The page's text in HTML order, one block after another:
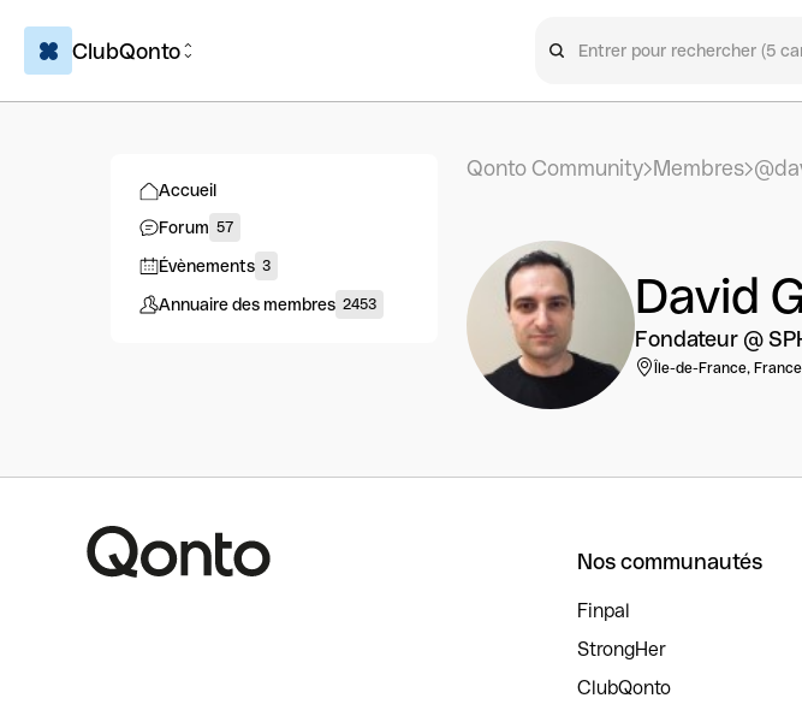
ClubQonto
Accueil
Forum 57
Évènements 3
Annuaire des membres 2453
Qonto Community Membres
David
Fondateur @
Île-de-France, France
Nos communautés
Finpal
StrongHer
ClubQonto